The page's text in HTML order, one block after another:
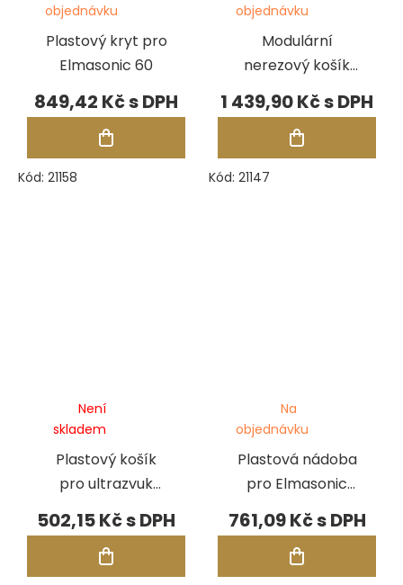
Plastový kryt pro
Elmasonic 60
objednávku
849,42 Kč
Kód: 21158
Modulární
nerezový košík
pro Elmasonic 15
a 20
objednávku
1 439,90 Kč
Kód: 21147
Plastový košík
pro ultrazvuk
10348
Není
skladem
502,15 Kč
Plastová nádoba
pro Elmasonic
40
Na
objednávku
761,09 Kč